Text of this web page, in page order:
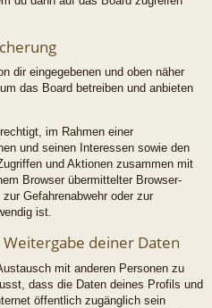
dir eingegebenen und oben näher
das Board betreiben und anbieten
im Rahmen einer
und seinen Interessen sowie den
und Aktionen zusammen mit
Browser übermittelter Browser-
Gefahrenabwehr oder zur
ist.
deiner Daten
mit anderen Personen zu
dass die Daten deines Profils und
öffentlich zugänglich sein